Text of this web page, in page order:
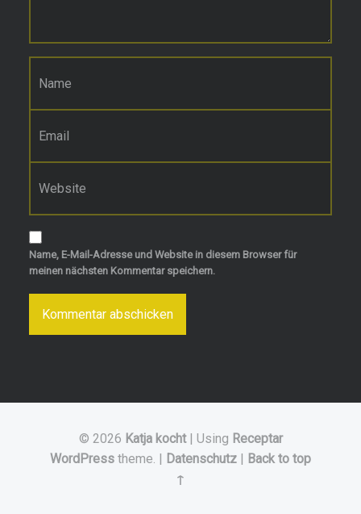
Name
*
Website
Name, E-Mail-Adresse und Website in diesem Browser für
meinen nächsten Kommentar speichern.
© 2026 Katja kocht Using Receptar
WordPress theme. Datenschutz
Back to top
↑